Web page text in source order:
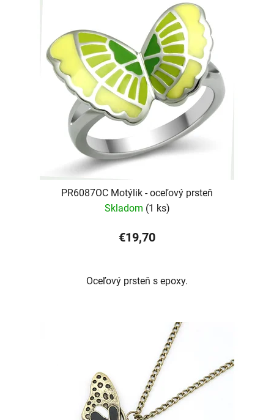
PR6087OC Motýlik - oceľový prsteň
Skladom (1 ks)
€19,70
Oceľový prsteň s epoxy.